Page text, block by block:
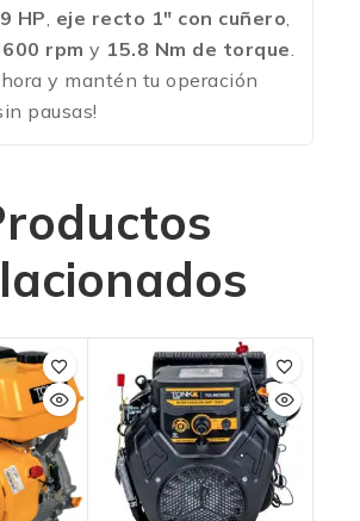
HP, eje recto 1″ con cuñero,
rpm y 15.8 Nm de torque.
y mantén tu operación
pausas!